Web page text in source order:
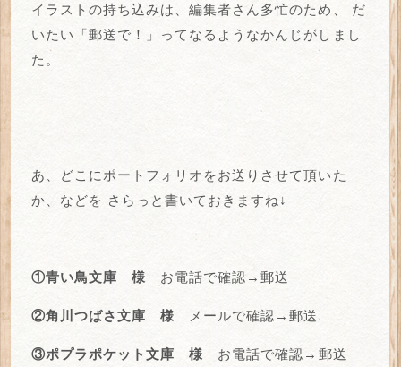
イラストの持ち込みは、編集者さん多忙のため、
だ
いたい「郵送で！」ってなるようなかんじがしまし
た。
あ、どこにポートフォリオをお送りさせて頂いた
か、などを さらっと書いておきますね↓
①青い鳥文庫 様 お電話で確認→郵送
②角川つばさ文庫 様 メールで確認→郵送
③ポプラポケット文庫 様 お電話で確認→郵送